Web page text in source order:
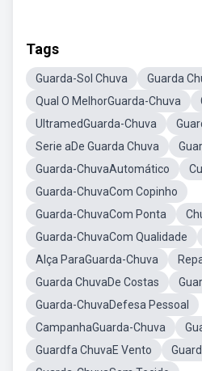
Tags
Guarda-Sol Chuva
Guarda
Qual O MelhorGuarda-Chuva
UltramedGuarda-Chuva
Serie aDe Guarda Chuva
Guarda-ChuvaAutomático
Guarda-ChuvaCom Copinho
Guarda-ChuvaCom Ponta
Guarda-ChuvaCom Qualidade
Alça ParaGuarda-Chuva
Guarda ChuvaDe Costas
Guarda-ChuvaDefesa Pessoal
CampanhaGuarda-Chuva
Guardfa ChuvaE Vento